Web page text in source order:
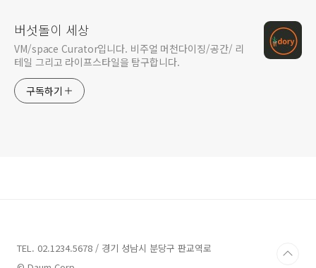
버섯돌이 세상
VM/space Curator입니다. 비주얼 머천다이징/공간/ 리
테일 그리고 라이프스타일을 탐구합니다.
구독하기
TEL. 02.1234.5678 / 경기 성남시 분당구 판교역로